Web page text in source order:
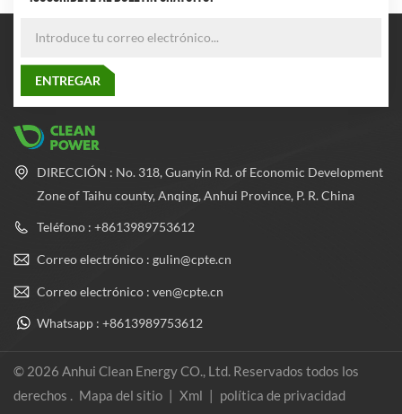
DIRECCIÓN : No. 318, Guanyin Rd. of Economic Development
Zone of Taihu county, Anqing, Anhui Province, P. R. China
Teléfono : +8613989753612
Correo electrónico : gulin@cpte.cn
Correo electrónico : ven@cpte.cn
Whatsapp : +8613989753612
© 2026 Anhui Clean Energy CO., Ltd. Reservados todos los
derechos . Mapa del sitio | Xml | política de privacidad